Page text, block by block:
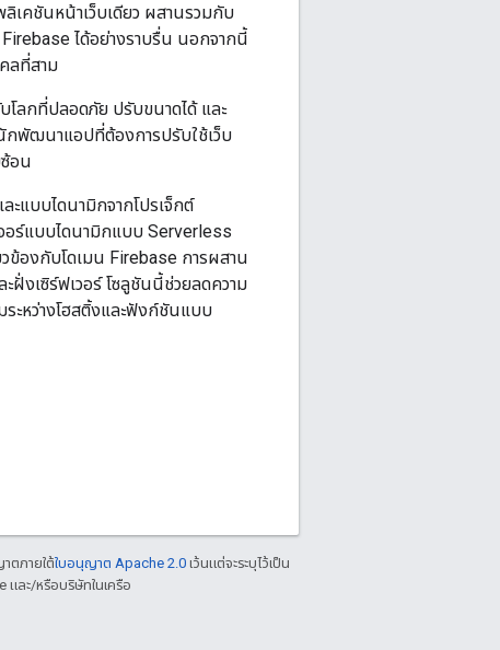
เคชันหน้าเว็บเดียว ผสานรวมกับ
ได้อย่างราบรื่น นอกจากนี้
ลที่สาม
โลกที่ปลอดภัย ปรับขนาดได้ และ
กพัฒนาแอปที่ต้องการปรับใช้เว็บ
อน
แบบไดนามิกจากโปรเจ็กต์
อร์แบบไดนามิกแบบ Serverless
ข้องกับโดเมน Firebase การผสาน
ฝั่งเซิร์ฟเวอร์ โซลูชันนี้ช่วยลดความ
ระหว่างโฮสติ้งและฟังก์ชันแบบ
ตภายใต้ใบอนุญาต Apache 2.0 เว้นแต่จะระบุไว้เป็น
และ/หรือบริษัทในเครือ